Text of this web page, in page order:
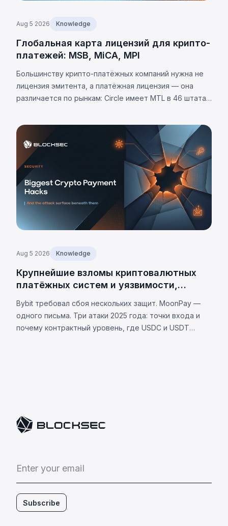
Aug 5 2026 Knowledge
Глобальная карта лицензий для крипто-
платежей: MSB, MiCA, MPI
Большинству крипто-платёжных компаний нужна не
лицензия эмитента, а платёжная лицензия — она
различается по рынкам: Circle имеет MTL в 46 штатах
Aug 5 2026 Knowledge
Крупнейшие взломы криптовалютных
платёжных систем и уязвимости,
Bybit требовал сбоя нескольких защит. MoonPay —
одного письма. Три атаки 2025 года: точки входа и
почему контрактный уровень, где USDC и USDT
Enter your email
Subscribe